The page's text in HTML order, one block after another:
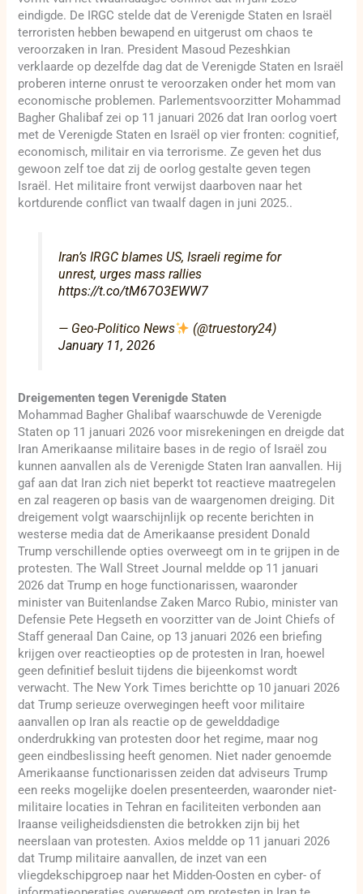
eindigde. De IRGC stelde dat de Verenigde Staten en Israël
terroristen hebben bewapend en uitgerust om chaos te
veroorzaken in Iran. President Masoud Pezeshkian
verklaarde op dezelfde dag dat de Verenigde Staten en Israël
proberen interne onrust te veroorzaken onder het mom van
economische problemen. Parlementsvoorzitter Mohammad
Bagher Ghalibaf zei op 11 januari 2026 dat Iran oorlog voert
met de Verenigde Staten en Israël op vier fronten: cognitief,
economisch, militair en via terrorisme. Ze geven het dus
gewoon zelf toe dat zij de oorlog gestalte geven tegen
Israël. Het militaire front verwijst daarboven naar het
kortdurende conflict van twaalf dagen in juni 2025..
Iran’s IRGC blames US, Israeli regime for
unrest, urges mass rallies
https://t.co/tM67O3EWW7
— Geo-Politico News
(@truestory24)
January 11, 2026
Dreigementen tegen Verenigde Staten
Mohammad Bagher Ghalibaf waarschuwde de Verenigde
Staten op 11 januari 2026 voor misrekeningen en dreigde dat
Iran Amerikaanse militaire bases in de regio of Israël zou
kunnen aanvallen als de Verenigde Staten Iran aanvallen. Hij
gaf aan dat Iran zich niet beperkt tot reactieve maatregelen
en zal reageren op basis van de waargenomen dreiging. Dit
dreigement volgt waarschijnlijk op recente berichten in
westerse media dat de Amerikaanse president Donald
Trump verschillende opties overweegt om in te grijpen in de
protesten. The Wall Street Journal meldde op 11 januari
2026 dat Trump en hoge functionarissen, waaronder
minister van Buitenlandse Zaken Marco Rubio, minister van
Defensie Pete Hegseth en voorzitter van de Joint Chiefs of
Staff generaal Dan Caine, op 13 januari 2026 een briefing
krijgen over reactieopties op de protesten in Iran, hoewel
geen definitief besluit tijdens die bijeenkomst wordt
verwacht. The New York Times berichtte op 10 januari 2026
dat Trump serieuze overwegingen heeft voor militaire
aanvallen op Iran als reactie op de gewelddadige
onderdrukking van protesten door het regime, maar nog
geen eindbeslissing heeft genomen. Niet nader genoemde
Amerikaanse functionarissen zeiden dat adviseurs Trump
een reeks mogelijke doelen presenteerden, waaronder niet-
militaire locaties in Tehran en faciliteiten verbonden aan
Iraanse veiligheidsdiensten die betrokken zijn bij het
neerslaan van protesten. Axios meldde op 11 januari 2026
dat Trump militaire aanvallen, de inzet van een
vliegdekschipgroep naar het Midden-Oosten en cyber- of